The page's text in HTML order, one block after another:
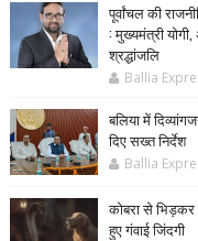
पूर्वांचल की
: मुख्यमंत्री
श्रद्धांजलि
Ballia
बलिया में
दिए सख्त निर्देश
Ballia
कोबरा से भिड़कर
हुए गंवाई जिंदगी